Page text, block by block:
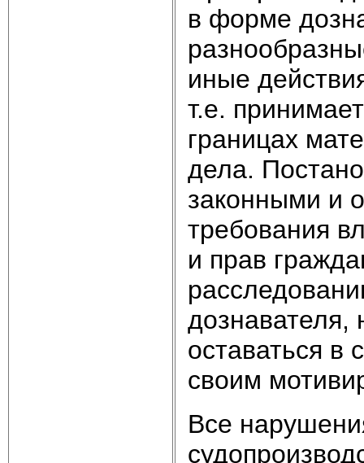
в форме
иные
т.е.
границах
дела.
законными и
требования
и прав
дознавателя,
оставаться в
своим
Все